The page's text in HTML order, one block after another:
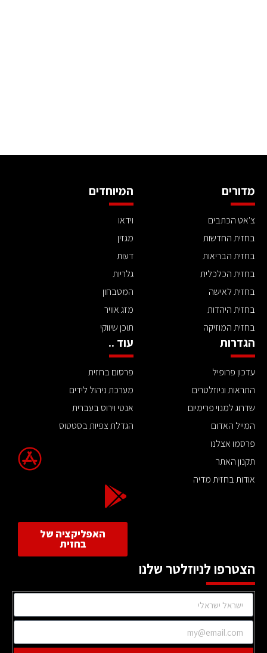
מדורים
צ'אט הכתבים
בחזית החדשות
בחזית הבריאות
בחזית הכלכלית
בחזית לאישה
בחזית היהדות
בחזית המוזיקה
המיוחדים
וידאו
מגזין
דעות
גלריות
המטבחון
מזג אוויר
תוכן שיווקי
הגדרות
עדכון פרופיל
התראות וניוזלטרים
שדרוג למנוי פרימיום
המייל האדום
פרסמו אצלנו
תקנון האתר
אודות בחזית מדיה
עוד ..
פרסום בחזית
מערכת ניהול לידים
אנטי וירוס בעברית
הגדלת צפיות בסטטוס
האפליקציה של
בחזית
הצטרפו לניוזלטר שלנו